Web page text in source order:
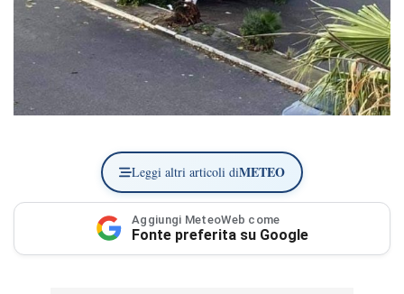
Leggi altri articoli diMETEO
Aggiungi MeteoWeb come
Fonte preferita su Google